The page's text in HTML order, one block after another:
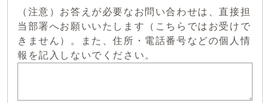
（注意）お答えが必要なお問い合わせは、直接担
当部署へお願いいたします（こちらではお受けで
きません）。また、住所・電話番号などの個人情
報を記入しないでください。